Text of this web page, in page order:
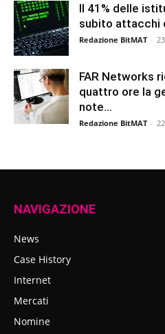
Il 41% delle
subito attacchi
Redazione BitMAT -
FAR Networks
quattro ore la
note...
Redazione BitMAT -
NAVIGAZIONE
News
Case History
Internet
Mercati
Nomine